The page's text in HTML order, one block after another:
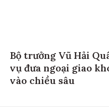
Bộ trưởng Vũ Hải
vụ đưa ngoại giao
vào chiều sâu